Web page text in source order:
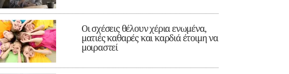
Οι σχέσεις θέλουν χέρια ενωμένα,
ματιές καθαρές και καρδιά έτοιμη να
μοιραστεί